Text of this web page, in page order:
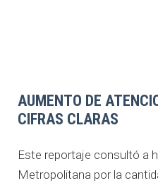
AUMENTO DE
CIFRAS CLARAS
Este reportaje consultó a
Metropolitana por la